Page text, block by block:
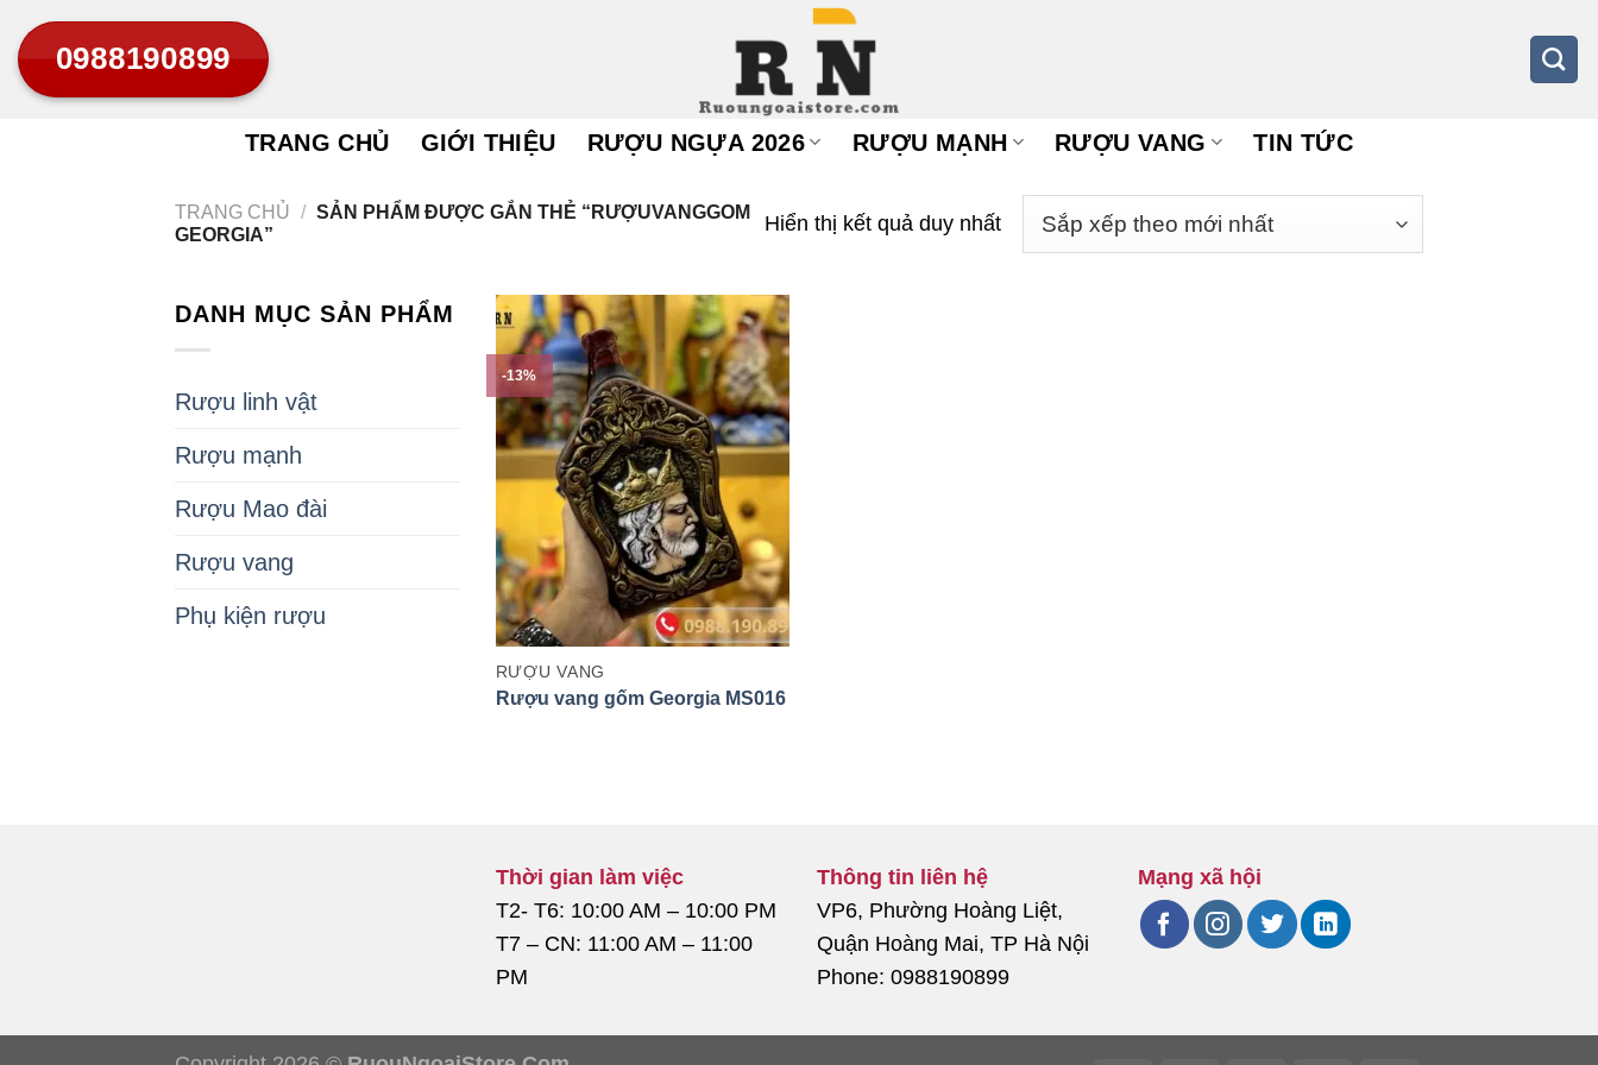
qua
nội
0988190899
TRANG CHỦ GIỚI THIỆU RƯỢU NGỰA 2026 RƯỢU MẠNH RƯỢU VANG TIN TỨC
TRANG CHỦ / SẢN PHẨM ĐƯỢC GẮN THẺ “RƯỢUVANGGOM
GEORGIA”
Hiển thị kết quả duy nhất
DANH MỤC SẢN PHẨM
Rượu linh vật
Rượu mạnh
Rượu Mao đài
Rượu vang
Phụ kiện rượu
-13%
RƯỢU VANG
Rượu vang gốm Georgia MS016
Thời gian làm việc
T2- T6: 10:00 AM – 10:00 PM
T7 – CN: 11:00 AM – 11:00
PM
Thông tin liên hệ
VP6, Phường Hoàng Liệt,
Quận Hoàng Mai, TP Hà Nội
Phone: 0988190899
Mạng xã hội